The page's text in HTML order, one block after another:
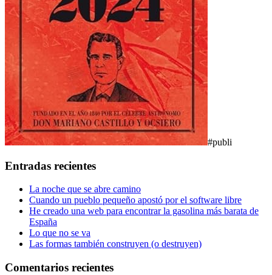
#publi
Entradas recientes
La noche que se abre camino
Cuando un pueblo pequeño apostó por el software libre
He creado una web para encontrar la gasolina más barata de
España
Lo que no se va
Las formas también construyen (o destruyen)
Comentarios recientes